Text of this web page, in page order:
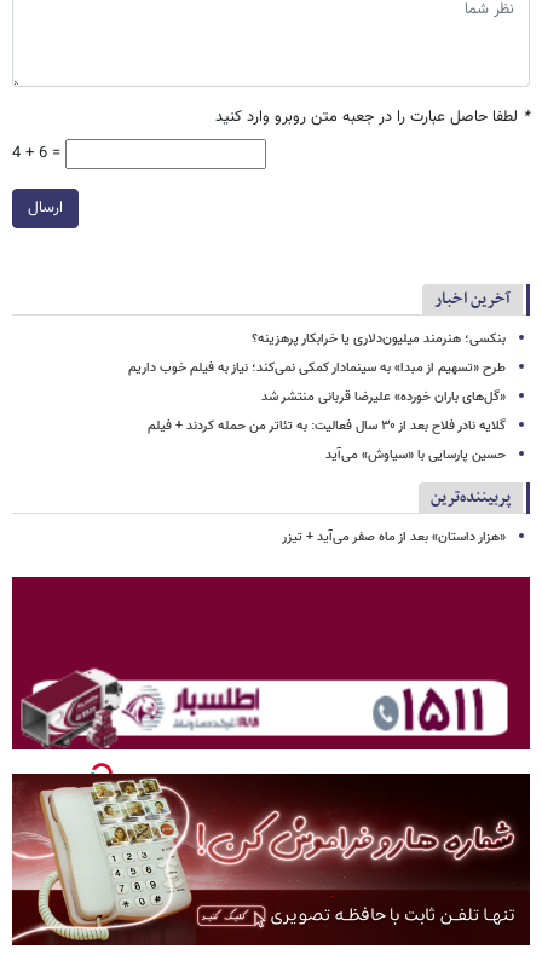
* لطفا حاصل عبارت را در جعبه متن روبرو وارد کنید
4 + 6 =
ارسال
آخرین اخبار
بنکسی؛ هنرمند میلیون‌دلاری یا خرابکار پرهزینه؟
طرح «تسهیم از مبدا» به سینمادار کمکی نمی‌کند؛ نیاز به فیلم خوب داریم
«گل‌های باران خورده» علیرضا قربانی منتشر شد
گلایه نادر فلاح بعد از ۳۰ سال فعالیت: به تئاتر من حمله کردند + فیلم
حسین پارسایی با «سیاوش» می‌آید
پربیننده‌ترین
«هزار داستان» بعد از ماه صفر می‌آید + تیزر